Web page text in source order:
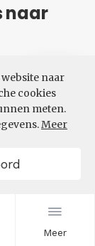
Meer
naar
cookies
meten.
Meer
naar
Filters